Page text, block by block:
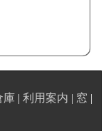
庫 利用案内
窓